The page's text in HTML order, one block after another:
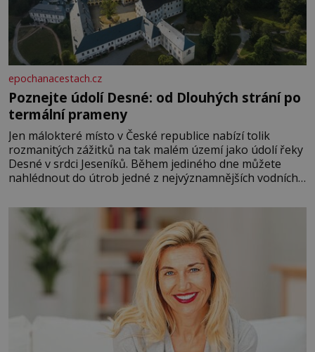
epochanacestach.cz
Poznejte údolí Desné: od Dlouhých strání po
termální prameny
Jen málokteré místo v České republice nabízí tolik
rozmanitých zážitků na tak malém území jako údolí řeky
Desné v srdci Jeseníků. Během jediného dne můžete
nahlédnout do útrob jedné z nejvýznamnějších vodních
se na koloběžce a den zakončit poznáváním památek ve
Velkých Losinách nebo v termálním